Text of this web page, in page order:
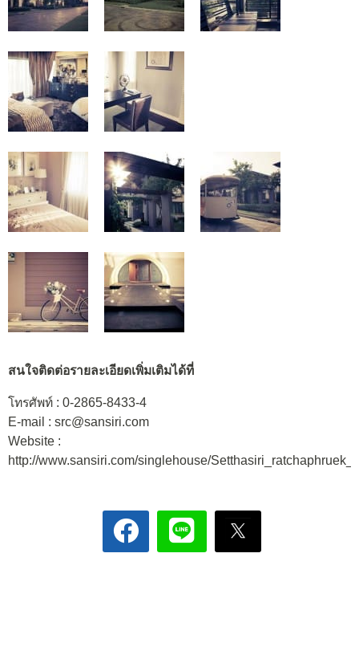
สนใจติดต่อรายละเอียดเพิ่มเติมได้ที่
โทรศัพท์ : 0-2865-8433-4
E-mail : src@sansiri.com
Website :
http://www.sansiri.com/singlehouse/